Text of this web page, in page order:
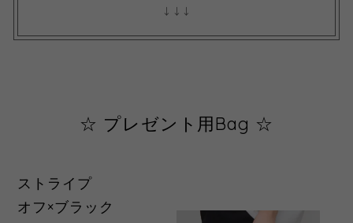
↓↓↓
☆ プレゼント用Bag ☆
ストライプ
オフ×ブラック